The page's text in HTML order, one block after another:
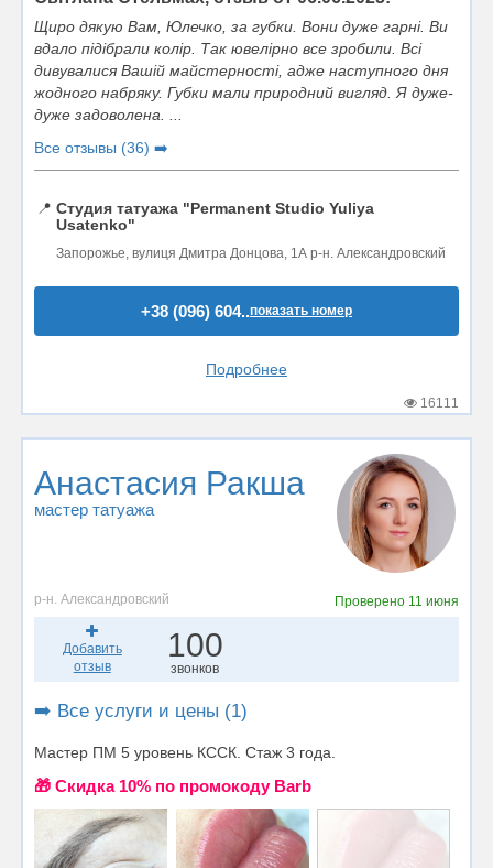
Щиро дякую Вам, Юлечко, за губки. Вони дуже гарні. Ви
вдало підібрали колір. Так ювелірно все зробили. Всі
дивувалися Вашій майстерності, адже наступного дня
жодного набряку. Губки мали природний вигляд. Я дуже-
дуже задоволена. ...
Все отзывы (36) ➡️
📍 Студия татуажа "Permanent Studio Yuliya
Usatenko"
Запорожье, вулиця Дмитра Донцова, 1А р-н. Александровский
+38 (096) 604..показать номер
Подробнее
16111
Анастасия Ракша
мастер татуажа
р-н. Александровский Проверено 11 июня
Добавить
отзыв
100
звонков
➡️ Все услуги и цены (1)
Мастер ПМ 5 уровень КССК. Стаж 3 года.
🎁 Cкидка 10% по промокоду Barb